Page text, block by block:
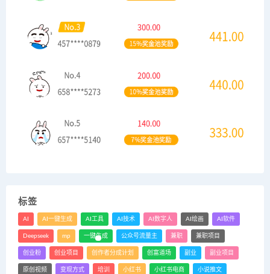
标签
AI AI一键生成 AI工具 AI技术 AI数字人 AI绘画 AI软件
Deepseek mp 一键生成 公众号流量主 兼职 兼职项目
创业粉 创业项目 创作者分成计划 创富道场 副业 副业项目
原创视频 变现方式 培训 小红书 小红书电商 小说推文